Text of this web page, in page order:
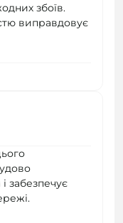
збоїв.
виправдовує
забезпечує